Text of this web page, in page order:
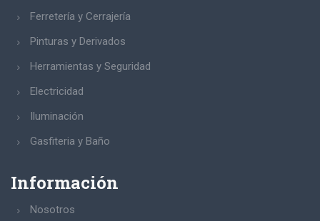
Ferretería y Cerrajería
Pinturas y Derivados
Herramientas y Seguridad
Electricidad
Iluminación
Gasfiteria y Baño
Información
Nosotros